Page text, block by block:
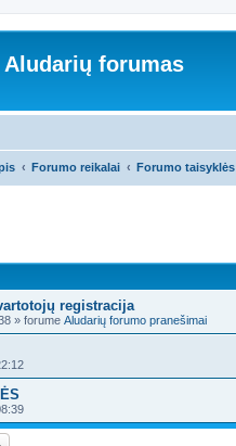
Aludarių forumas
Forumo reikalai Forumo taisyklės
registracija
» forume Aludarių forumo pranešimai